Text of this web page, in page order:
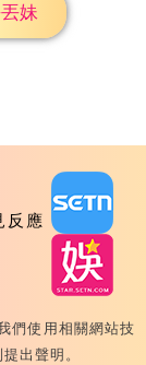
妹
反應
All Rights
們使用相關網站技
出聲明。